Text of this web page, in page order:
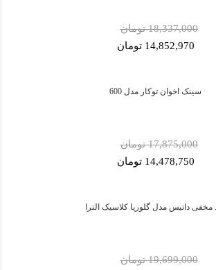
18,337,000 تومان
14,852,970 تومان
سینک اخوان توکار مدل 600
17,875,000 تومان
14,478,750 تومان
مخفی داتیس مدل گلوریا کلاسیک الترا
19,699,000 تومان